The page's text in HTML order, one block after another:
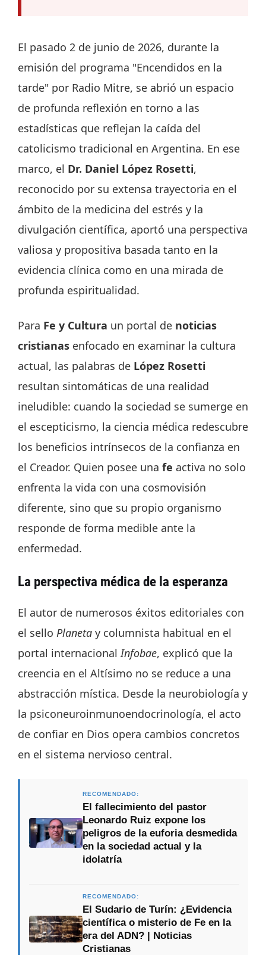
El pasado 2 de junio de 2026, durante la
emisión del programa "Encendidos en la
tarde" por Radio Mitre, se abrió un espacio
de profunda reflexión en torno a las
estadísticas que reflejan la caída del
catolicismo tradicional en Argentina. En ese
marco, el Dr. Daniel López Rosetti,
reconocido por su extensa trayectoria en el
ámbito de la medicina del estrés y la
divulgación científica, aportó una perspectiva
valiosa y propositiva basada tanto en la
evidencia clínica como en una mirada de
profunda espiritualidad.
Para Fe y Cultura un portal de noticias
cristianas enfocado en examinar la cultura
actual, las palabras de López Rosetti
resultan sintomáticas de una realidad
ineludible: cuando la sociedad se sumerge en
el escepticismo, la ciencia médica redescubre
los beneficios intrínsecos de la confianza en
el Creador. Quien posee una fe activa no solo
enfrenta la vida con una cosmovisión
diferente, sino que su propio organismo
responde de forma medible ante la
enfermedad.
La perspectiva médica de la esperanza
El autor de numerosos éxitos editoriales con
el sello Planeta y columnista habitual en el
portal internacional Infobae, explicó que la
creencia en el Altísimo no se reduce a una
abstracción mística. Desde la neurobiología y
la psiconeuroinmunoendocrinología, el acto
de confiar en Dios opera cambios concretos
en el sistema nervioso central.
RECOMENDADO:
El fallecimiento del pastor
Leonardo Ruiz expone los
peligros de la euforia desmedida
en la sociedad actual y la
idolatría
RECOMENDADO:
El Sudario de Turín: ¿Evidencia
científica o misterio de Fe en la
era del ADN? | Noticias
Cristianas